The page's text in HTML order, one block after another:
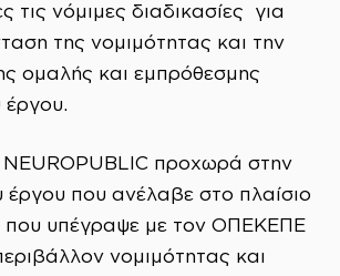
τις νόμιμες διαδικασίες για
της νομιμότητας και την
ομαλής και εμπρόθεσμης
έργου.
προχωρά στην
έργου που ανέλαβε στο πλαίσιο
που υπέγραψε με τον ΟΠΕΚΕΠΕ
νομιμότητας και